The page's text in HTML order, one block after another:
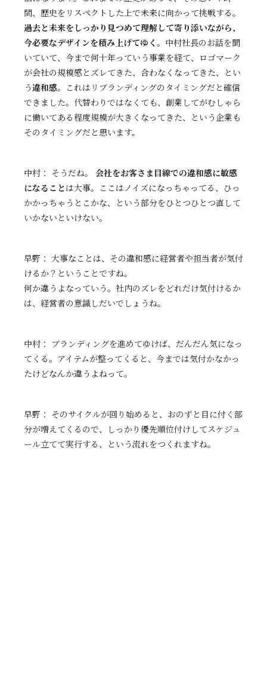
間、歴史をリスペクトした上で未来に向かって挑戦する。
過去と未来をしっかり見つめて理解して寄り添いながら、
今必要なデザインを積み上げてゆく。 中村社長のお話を聞
いていて、今まで何十年っていう事業を経て、ロゴマーク
が会社の規模感とズレてきた、合わなくなってきた、とい
う違和感。これはリブランディングのタイミングだと確信
できました。代替わりではなくても、創業してがむしゃら
に働いてある程度規模が大きくなってきた、という企業も
そのタイミングだと思います。
中村： そうだね。 会社をお客さま目線での違和感に敏感
になることは大事。ここはノイズになっちゃってる、ひっ
かかっちゃうとこかな、という部分をひとつひとつ直して
いかないといけない。
早野： 大事なことは、その違和感に経営者や担当者が気付
けるか？ということですね。
何か違うよなっていう。社内のズレをどれだけ気付けるか
は、経営者の意識しだいでしょうね。
中村： ブランディングを進めてゆけば、だんだん気になっ
てくる。アイテムが整ってくると、今までは気付かなかっ
たけどなんか違うよねって。
早野： そのサイクルが回り始めると、おのずと目に付く部
分が増えてくるので、しっかり優先順位付けしてスケジュ
ール立てて実行する、という流れをつくれますね。